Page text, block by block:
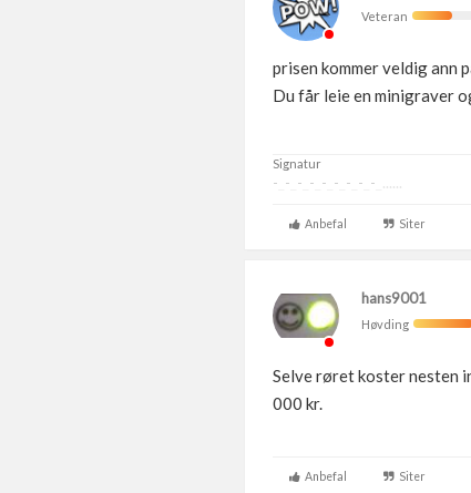
Veteran
prisen kommer veldig ann
Du får leie en minigraver
Signatur
-_-_-_-_-_-_-_-_-_......
Anbefal Siter
hans9001
Høvding
Selve røret koster nesten
000 kr.
Anbefal Siter